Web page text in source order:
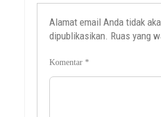
Alamat email Anda tidak
dipublikasikan. Ruas yang
Komentar *